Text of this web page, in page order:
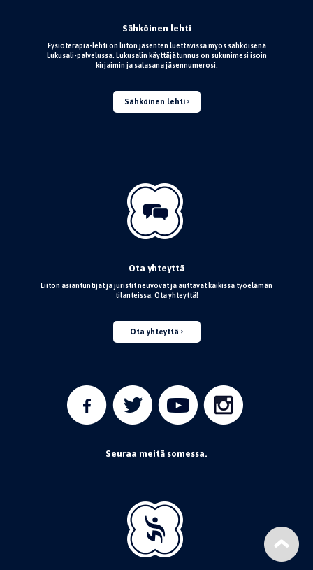
Sähköinen lehti
Fysioterapia-lehti on liiton jäsenten luettavissa myös sähköisenä
Lukusali-palvelussa. Lukusalin käyttäjätunnus on sukunimesi isoin
kirjaimin ja salasana jäsennumerosi.
Sähköinen lehti
Ota yhteyttä
Liiton asiantuntijat ja juristit neuvovat ja auttavat kaikissa työelämän
tilanteissa. Ota yhteyttä!
Ota yhteyttä
Seuraa meitä somessa.